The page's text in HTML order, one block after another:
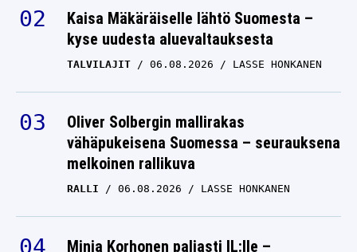
Kaisa Mäkäräiselle lähtö Suomesta –
kyse uudesta aluevaltauksesta
TALVILAJIT 06.08.2026 LASSE HONKANEN
Oliver Solbergin mallirakas
vähäpukeisena Suomessa – seurauksena
melkoinen rallikuva
RALLI 06.08.2026 LASSE HONKANEN
Minja Korhonen paljasti IL:lle –